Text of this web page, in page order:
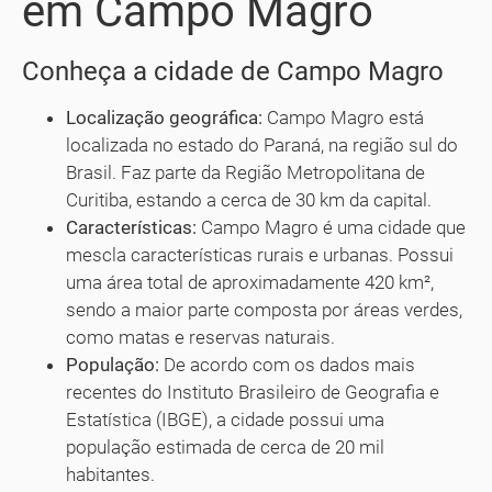
em Campo Magro
Conheça a cidade de Campo Magro
Localização geográfica: Campo Magro está
localizada no estado do Paraná, na região sul do
Brasil. Faz parte da Região Metropolitana de
Curitiba, estando a cerca de 30 km da capital.
Características: Campo Magro é uma cidade que
mescla características rurais e urbanas. Possui
uma área total de aproximadamente 420 km²,
sendo a maior parte composta por áreas verdes,
como matas e reservas naturais.
População: De acordo com os dados mais
recentes do Instituto Brasileiro de Geografia e
Estatística (IBGE), a cidade possui uma
população estimada de cerca de 20 mil
habitantes.